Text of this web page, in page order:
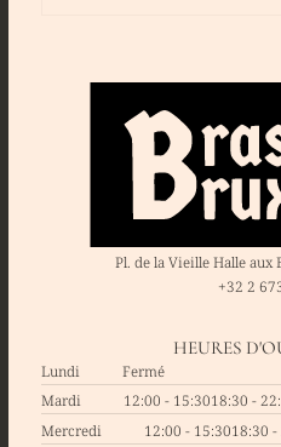
Pl. de la Vieille Halle aux
+32 2
HEURES
Lundi
Fermé
Mardi
12:00 - 15:3018:30 -
Mercredi
12:00 - 15:3018:30